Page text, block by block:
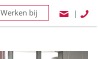
Werken bij |